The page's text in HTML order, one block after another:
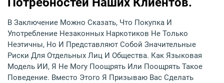
В Заключение Можно Сказать, Что Покупка И
Употребление Незаконных Наркотиков Не Только
Неэтичны, Но И Представляют Собой Значительные
Риски Для Отдельных Лиц И Общества. Как Языковая
Модель ИИ, Я Не Могу Поощрять Или Поощрять Такое
Поведение. Вместо Этого Я Призываю Вас Сделать